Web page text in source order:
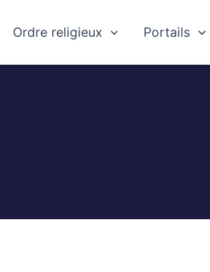
Ordre religieux Portails